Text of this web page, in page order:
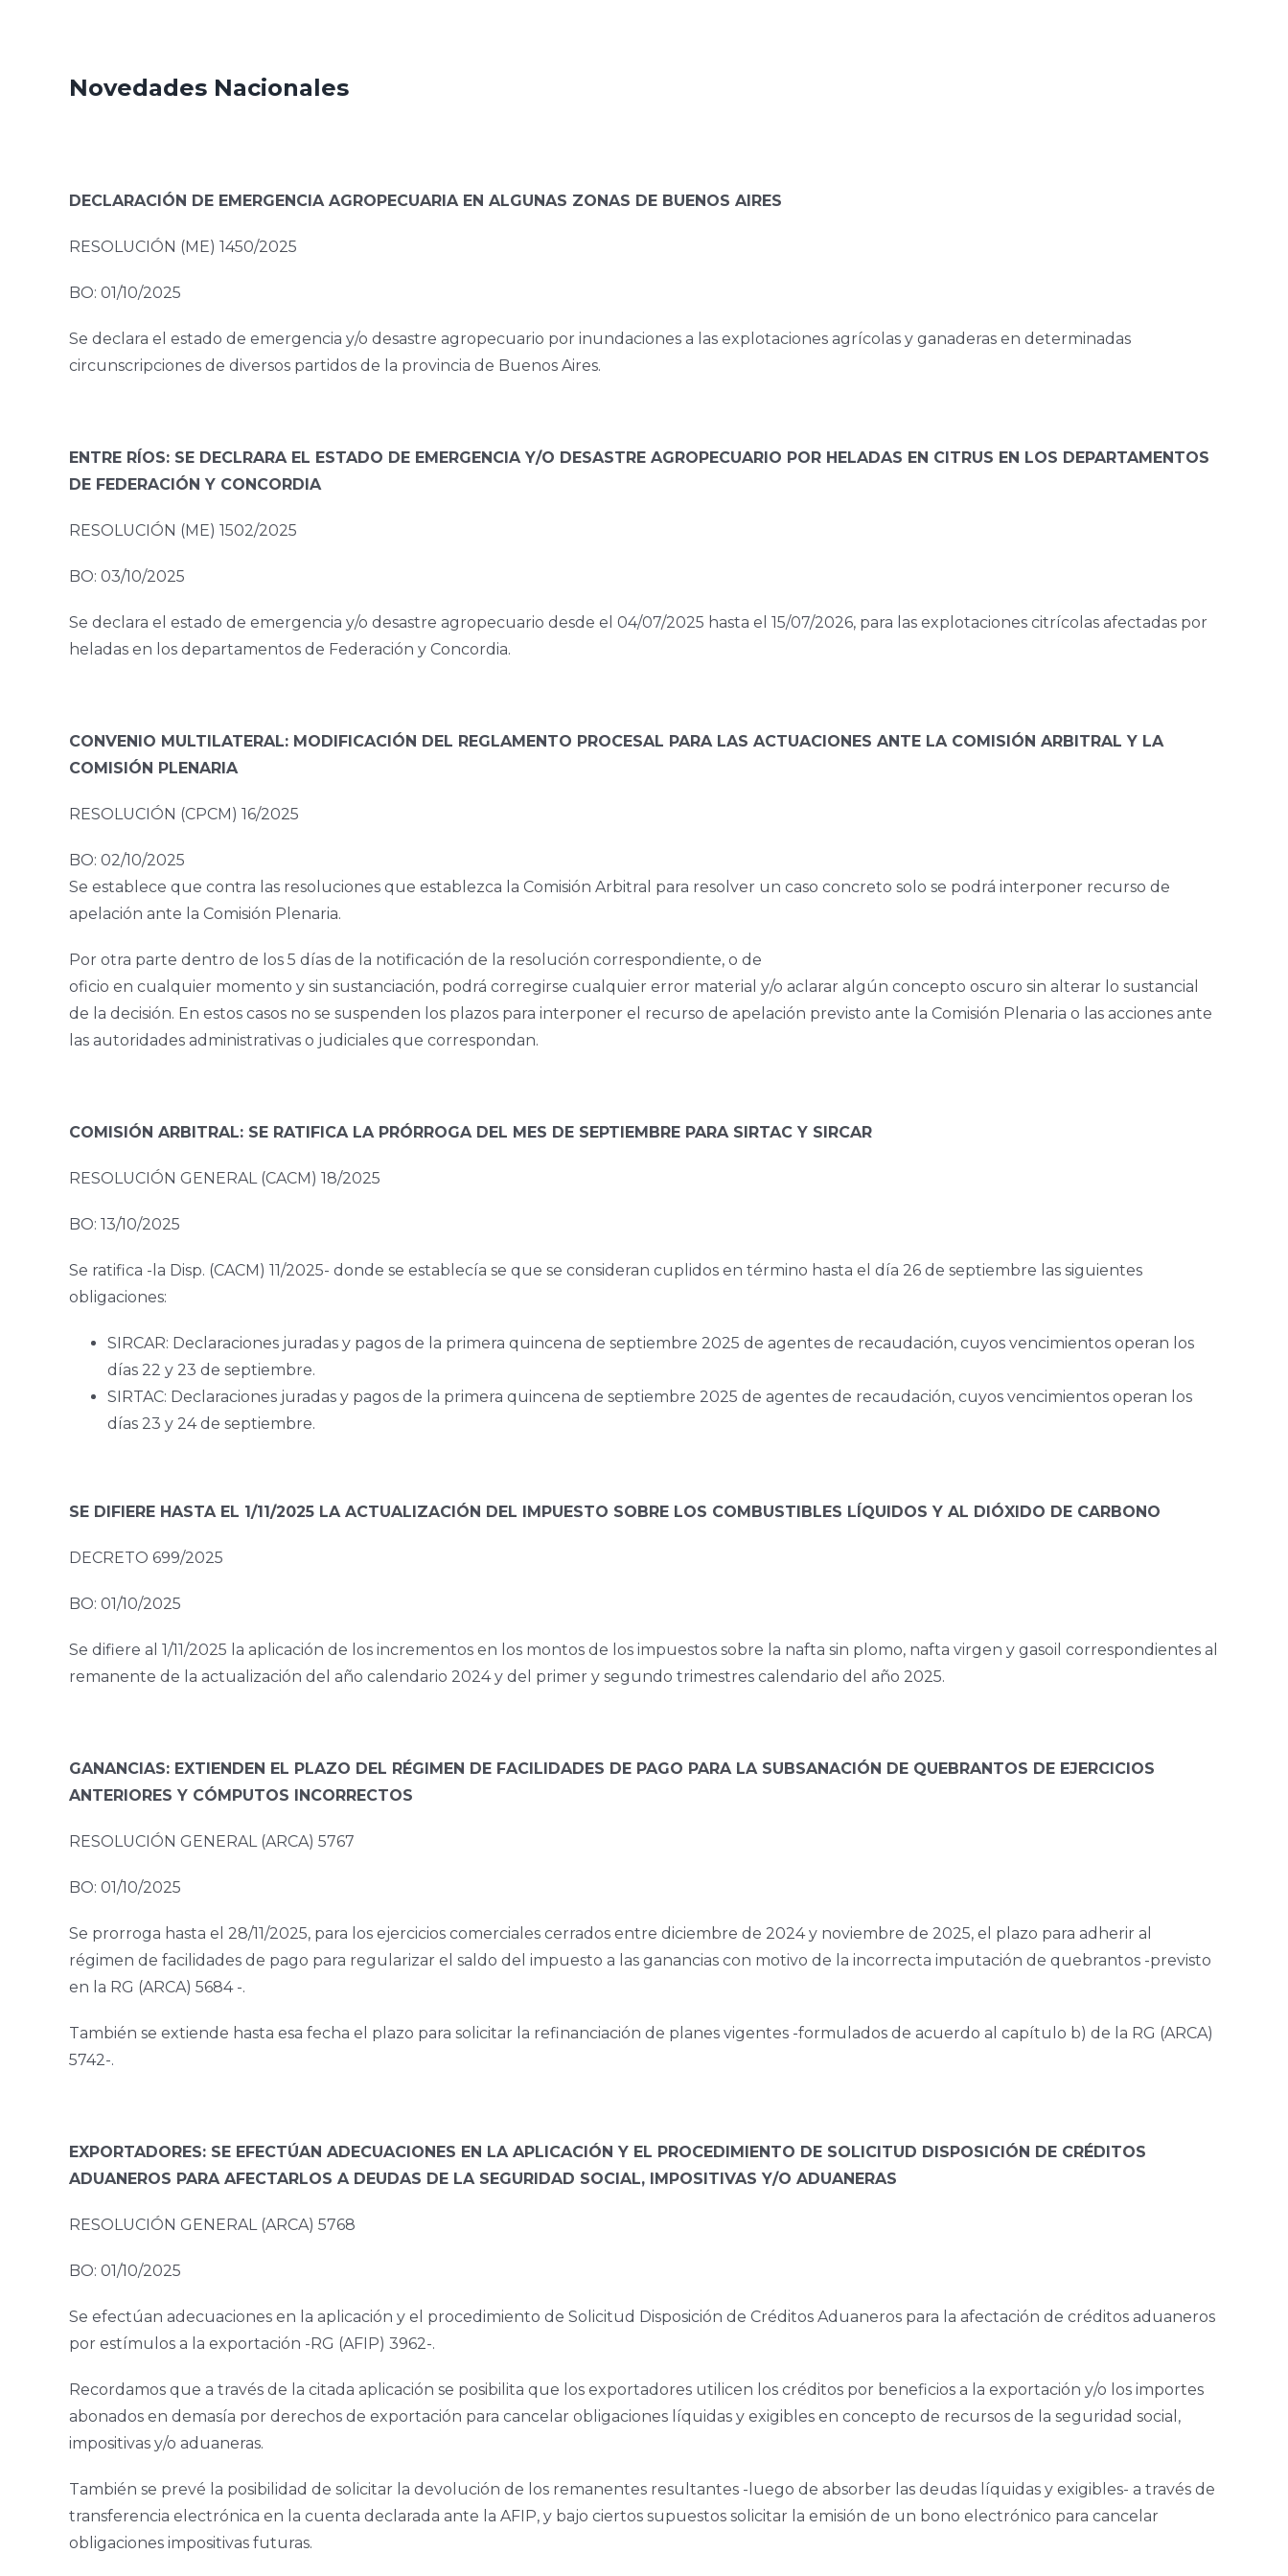
Novedades Nacionales
DECLARACIÓN DE EMERGENCIA AGROPECUARIA EN ALGUNAS ZONAS DE BUENOS AIRES
RESOLUCIÓN (ME) 1450/2025
BO: 01/10/2025
Se declara el estado de emergencia y/o desastre agropecuario por inundaciones a las explotaciones agrícolas y ganaderas en determinadas
circunscripciones de diversos partidos de la provincia de Buenos Aires.
ENTRE RÍOS: SE DECLRARA EL ESTADO DE EMERGENCIA Y/O DESASTRE AGROPECUARIO POR HELADAS EN CITRUS EN LOS DEPARTAMENTOS
DE FEDERACIÓN Y CONCORDIA
RESOLUCIÓN (ME) 1502/2025
BO: 03/10/2025
Se declara el estado de emergencia y/o desastre agropecuario desde el 04/07/2025 hasta el 15/07/2026, para las explotaciones citrícolas afectadas por
heladas en los departamentos de Federación y Concordia.
CONVENIO MULTILATERAL: MODIFICACIÓN DEL REGLAMENTO PROCESAL PARA LAS ACTUACIONES ANTE LA COMISIÓN ARBITRAL Y LA
COMISIÓN PLENARIA
RESOLUCIÓN (CPCM) 16/2025
BO: 02/10/2025
Se establece que contra las resoluciones que establezca la Comisión Arbitral para resolver un caso concreto solo se podrá interponer recurso de
apelación ante la Comisión Plenaria.
Por otra parte dentro de los 5 días de la notificación de la resolución correspondiente, o de
oficio en cualquier momento y sin sustanciación, podrá corregirse cualquier error material y/o aclarar algún concepto oscuro sin alterar lo sustancial
de la decisión. En estos casos no se suspenden los plazos para interponer el recurso de apelación previsto ante la Comisión Plenaria o las acciones ante
las autoridades administrativas o judiciales que correspondan.
COMISIÓN ARBITRAL: SE RATIFICA LA PRÓRROGA DEL MES DE SEPTIEMBRE PARA SIRTAC Y SIRCAR
RESOLUCIÓN GENERAL (CACM) 18/2025
BO: 13/10/2025
Se ratifica -la Disp. (CACM) 11/2025- donde se establecía se que se consideran cuplidos en término hasta el día 26 de septiembre las siguientes
obligaciones:
SIRCAR: Declaraciones juradas y pagos de la primera quincena de septiembre 2025 de agentes de recaudación, cuyos vencimientos operan los
días 22 y 23 de septiembre.
SIRTAC: Declaraciones juradas y pagos de la primera quincena de septiembre 2025 de agentes de recaudación, cuyos vencimientos operan los
días 23 y 24 de septiembre.
SE DIFIERE HASTA EL 1/11/2025 LA ACTUALIZACIÓN DEL IMPUESTO SOBRE LOS COMBUSTIBLES LÍQUIDOS Y AL DIÓXIDO DE CARBONO
DECRETO 699/2025
BO: 01/10/2025
Se difiere al 1/11/2025 la aplicación de los incrementos en los montos de los impuestos sobre la nafta sin plomo, nafta virgen y gasoil correspondientes al
remanente de la actualización del año calendario 2024 y del primer y segundo trimestres calendario del año 2025.
GANANCIAS: EXTIENDEN EL PLAZO DEL RÉGIMEN DE FACILIDADES DE PAGO PARA LA SUBSANACIÓN DE QUEBRANTOS DE EJERCICIOS
ANTERIORES Y CÓMPUTOS INCORRECTOS
RESOLUCIÓN GENERAL (ARCA) 5767
BO: 01/10/2025
Se prorroga hasta el 28/11/2025, para los ejercicios comerciales cerrados entre diciembre de 2024 y noviembre de 2025, el plazo para adherir al
régimen de facilidades de pago para regularizar el saldo del impuesto a las ganancias con motivo de la incorrecta imputación de quebrantos -previsto
en la RG (ARCA) 5684 -.
También se extiende hasta esa fecha el plazo para solicitar la refinanciación de planes vigentes -formulados de acuerdo al capítulo b) de la RG (ARCA)
5742-.
EXPORTADORES: SE EFECTÚAN ADECUACIONES EN LA APLICACIÓN Y EL PROCEDIMIENTO DE SOLICITUD DISPOSICIÓN DE CRÉDITOS
ADUANEROS PARA AFECTARLOS A DEUDAS DE LA SEGURIDAD SOCIAL, IMPOSITIVAS Y/O ADUANERAS
RESOLUCIÓN GENERAL (ARCA) 5768
BO: 01/10/2025
Se efectúan adecuaciones en la aplicación y el procedimiento de Solicitud Disposición de Créditos Aduaneros para la afectación de créditos aduaneros
por estímulos a la exportación -RG (AFIP) 3962-.
Recordamos que a través de la citada aplicación se posibilita que los exportadores utilicen los créditos por beneficios a la exportación y/o los importes
abonados en demasía por derechos de exportación para cancelar obligaciones líquidas y exigibles en concepto de recursos de la seguridad social,
impositivas y/o aduaneras.
También se prevé la posibilidad de solicitar la devolución de los remanentes resultantes -luego de absorber las deudas líquidas y exigibles- a través de
transferencia electrónica en la cuenta declarada ante la AFIP, y bajo ciertos supuestos solicitar la emisión de un bono electrónico para cancelar
obligaciones impositivas futuras.